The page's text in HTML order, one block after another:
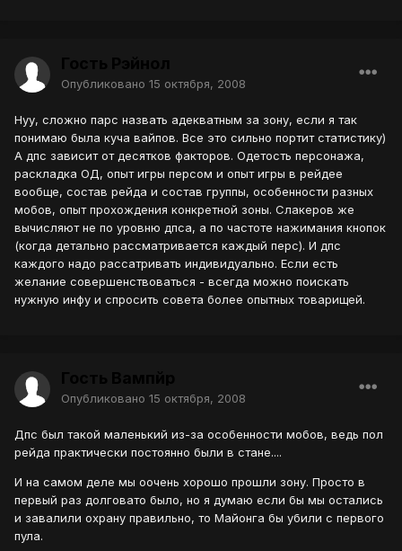
Опубликовано 15 октября, 2008
Нуу, сложно парс назвать адекватным за зону, если я так
понимаю была куча вайпов. Все это сильно портит статистику)
А дпс зависит от десятков факторов. Одетость персонажа,
раскладка ОД, опыт игры персом и опыт игры в рейдее
вообще, состав рейда и состав группы, особенности разных
мобов, опыт прохождения конкретной зоны. Слакеров же
вычисляют не по уровню дпса, а по частоте нажимания кнопок
(когда детально рассматривается каждый перс). И дпс
каждого надо рассатривать индивидуально. Если есть
желание совершенствоваться - всегда можно поискать
нужную инфу и спросить совета более опытных товарищей.
Опубликовано 15 октября, 2008
Дпс был такой маленький из-за особенности мобов, ведь пол
рейда практически постоянно были в стане....
И на самом деле мы оочень хорошо прошли зону. Просто в
первый раз долговато было, но я думаю если бы мы остались
и завалили охрану правильно, то Майонга бы убили с первого
пула.